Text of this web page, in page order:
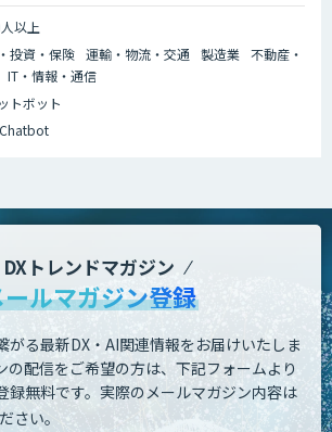
以上
投資・保険 運輸・物流・交通 製造業 不動産・
IT・情報・通信
トボット
DXトレンドマガジン
ルマガジン登録
がる最新DX・AI関連情報をお届けいたしま
の配信をご希望の方は、下記フォームより
無料です。 実際のメールマガジン内容は
さい。